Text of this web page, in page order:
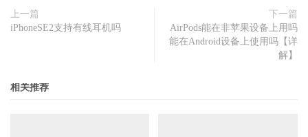
上一篇
iPhoneSE2支持有线耳机吗
下一篇
AirPods能在非苹果设备上用吗
能在Android设备上使用吗【详
解】
相关推荐